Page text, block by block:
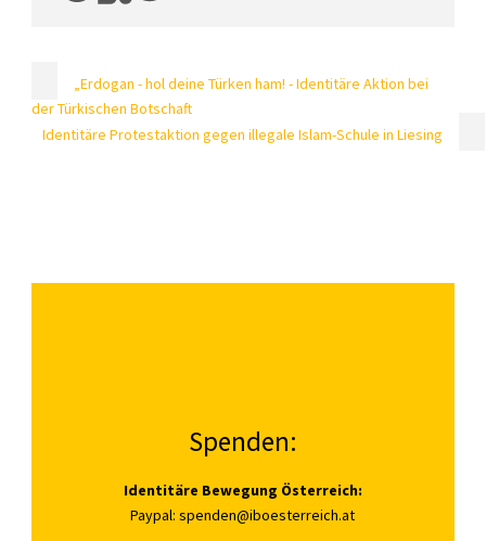
„Erdogan - hol deine Türken ham! - Identitäre Aktion bei
der Türkischen Botschaft
Identitäre Protestaktion gegen illegale Islam-Schule in Liesing
Spenden:
Identitäre Bewegung Österreich:
Paypal: spenden@iboesterreich.at